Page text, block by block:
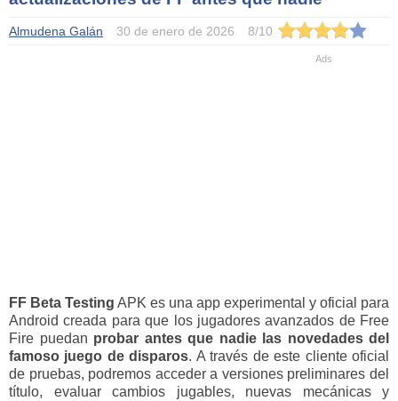
Almudena Galán 30 de enero de 2026 8/10
FF Beta Testing APK es una app experimental y oficial para
Android creada para que los jugadores avanzados de Free
Fire puedan probar antes que nadie las novedades del
famoso juego de disparos. A través de este cliente oficial
de pruebas, podremos acceder a versiones preliminares del
título, evaluar cambios jugables, nuevas mecánicas y